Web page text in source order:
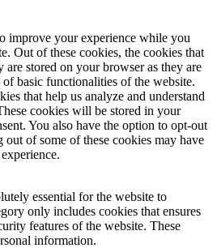
improve your experience while you
Out of these cookies, the cookies that
are stored on your browser as they are
basic functionalities of the website.
that help us analyze and understand
cookies will be stored in your
You also have the option to opt-out
of some of these cookies may have
essential for the website to
only includes cookies that ensures
features of the website. These
information.